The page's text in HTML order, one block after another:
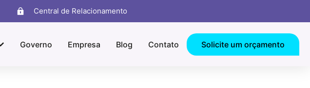
Central de Relacionamento
Governo Empresa Blog Contato Solicite um orçamento